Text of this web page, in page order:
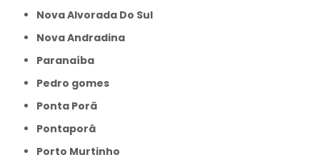
Nova Alvorada Do Sul
Nova Andradina
Paranaíba
Pedro gomes
Ponta Porã
Pontaporâ
Porto Murtinho